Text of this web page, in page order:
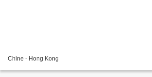
Chine - Hong Kong